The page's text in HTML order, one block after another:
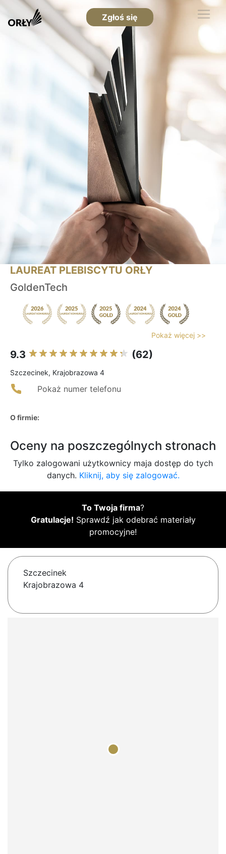
Zgłoś się
LAUREAT PLEBISCYTU ORŁY
GoldenTech
Pokaż więcej >>
9.3 (62)
Szczecinek, Krajobrazowa 4
Pokaż numer telefonu
O firmie:
Oceny na poszczególnych stronach
Tylko zalogowani użytkownicy maja dostęp do tych
danych. Kliknij, aby się zalogować.
To Twoja firma?
Gratulacje! Sprawdź jak odebrać materiały
promocyjne!
Szczecinek
Krajobrazowa 4